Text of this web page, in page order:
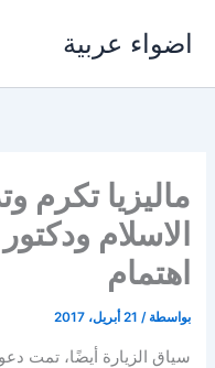
اضواء عربية
ماليزيا تكرم
الاسلام
اهتمام
بواسطة / 21 أبريل، 2017
سياق الزيارة أيضًا، تمت